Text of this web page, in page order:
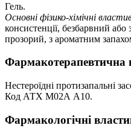
Гель.
Основні фізико-хімічні
консистенції, безбарвний
прозорий, з ароматним
Фармакотерапевтична
Нестероїдні протизапальні
Код АТХ М02А А10.
Фармакологічні